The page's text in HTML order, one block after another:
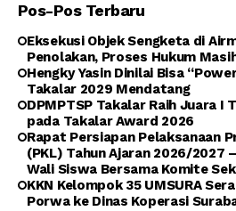
Pos-Pos Terbaru
Eksekusi Objek Sengketa di
Penolakan, Proses Hukum
Hengky Yasin Dinilai Bisa
Takalar 2029 Mendatang
DPMPTSP Takalar Raih Juara I
pada Takalar Award 2026
Rapat Persiapan Pelaksanaan
(PKL) Tahun Ajaran 2026/2027
Wali Siswa Bersama Komite
KKN Kelompok 35 UMSURA
Porwa ke Dinas Koperasi